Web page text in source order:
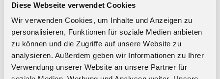
Diese Webseite verwendet Cookies
Wir verwenden Cookies, um Inhalte und Anzeigen zu
personalisieren, Funktionen für soziale Medien anbieten
zu können und die Zugriffe auf unsere Website zu
analysieren. Außerdem geben wir Informationen zu Ihrer
Verwendung unserer Website an unsere Partner für
305.0 PVAC Montageleim D2
Hochwertige Kunstharzdispersion für den
universellen Einsatz
Ab 7,36 € zzgl. MwSt.